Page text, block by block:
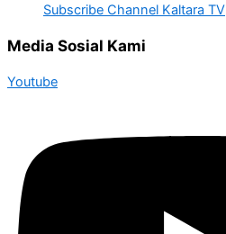
Subscribe Channel Kaltara TV
Media Sosial Kami
Youtube